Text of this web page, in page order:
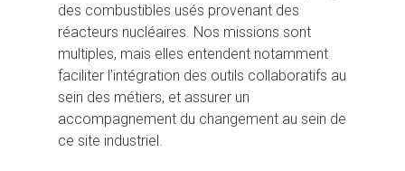
des combustibles usés provenant des
réacteurs nucléaires. Nos missions sont
multiples, mais elles entendent notamment
faciliter l’intégration des outils collaboratifs au
sein des métiers, et assurer un
accompagnement du changement au sein de
ce site industriel.